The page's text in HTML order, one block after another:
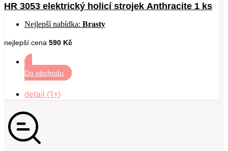
HR 3053 elektrický holicí strojek Anthracite 1 ks
Nejlepší nabídka: Brasty
nejlepší cena 590 Kč
Do obchodu
detail (1+)